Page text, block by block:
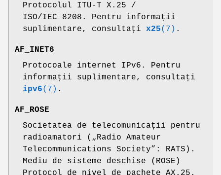
Protocolul ITU-T X.25 /
ISO/IEC 8208. Pentru informații
suplimentare, consultați x25(7) .
AF_INET6
Protocoale internet IPv6. Pentru
informații suplimentare, consultați
ipv6(7) .
AF_ROSE
Societatea de telecomunicații pentru
radioamatori („Radio Amateur
Telecommunications Society”: RATS).
Mediu de sisteme deschise (ROSE)
Protocol de nivel de pachete AX.25.